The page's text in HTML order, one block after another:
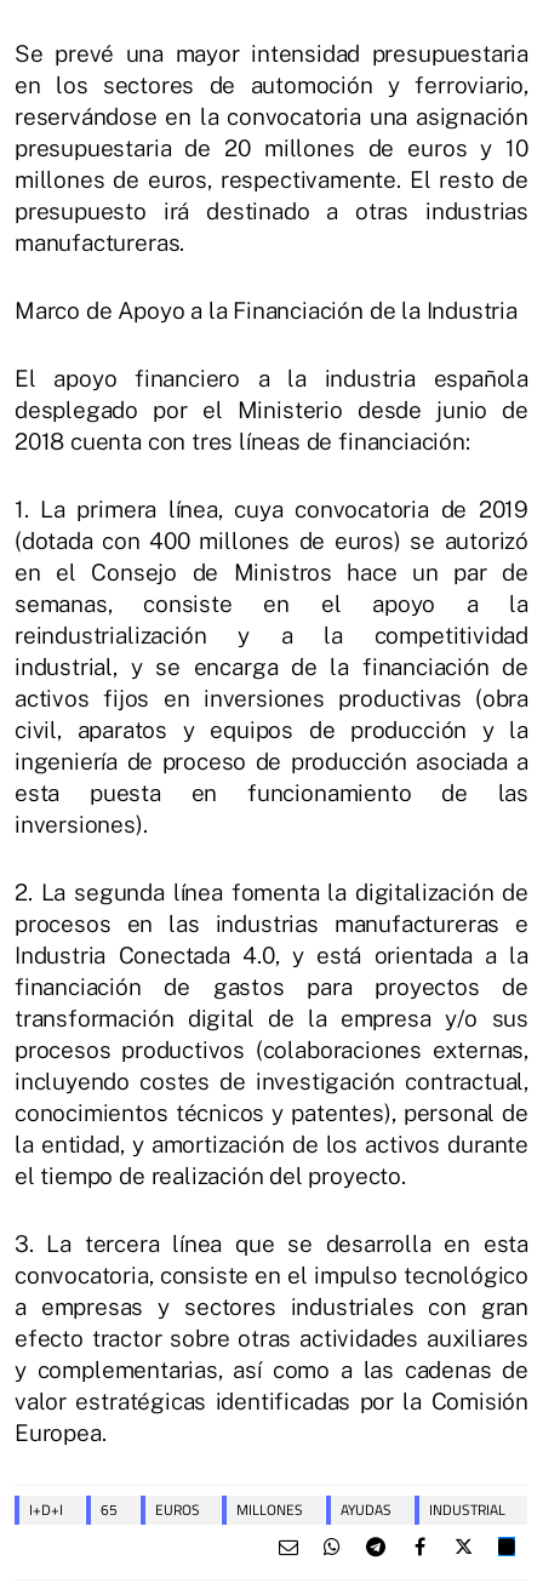
Se prevé una mayor intensidad presupuestaria
en los sectores de automoción y ferroviario,
reservándose en la convocatoria una asignación
presupuestaria de 20 millones de euros y 10
millones de euros, respectivamente. El resto de
presupuesto irá destinado a otras industrias
manufactureras.
Marco de Apoyo a la Financiación de la Industria
El apoyo financiero a la industria española
desplegado por el Ministerio desde junio de
2018 cuenta con tres líneas de financiación:
1. La primera línea, cuya convocatoria de 2019
(dotada con 400 millones de euros) se autorizó
en el Consejo de Ministros hace un par de
semanas, consiste en el apoyo a la
reindustrialización y a la competitividad
industrial, y se encarga de la financiación de
activos fijos en inversiones productivas (obra
civil, aparatos y equipos de producción y la
ingeniería de proceso de producción asociada a
esta puesta en funcionamiento de las
inversiones).
2. La segunda línea fomenta la digitalización de
procesos en las industrias manufactureras e
Industria Conectada 4.0, y está orientada a la
financiación de gastos para proyectos de
transformación digital de la empresa y/o sus
procesos productivos (colaboraciones externas,
incluyendo costes de investigación contractual,
conocimientos técnicos y patentes), personal de
la entidad, y amortización de los activos durante
el tiempo de realización del proyecto.
3. La tercera línea que se desarrolla en esta
convocatoria, consiste en el impulso tecnológico
a empresas y sectores industriales con gran
efecto tractor sobre otras actividades auxiliares
y complementarias, así como a las cadenas de
valor estratégicas identificadas por la Comisión
Europea.
I+D+I 65 EUROS MILLONES AYUDAS INDUSTRIAL